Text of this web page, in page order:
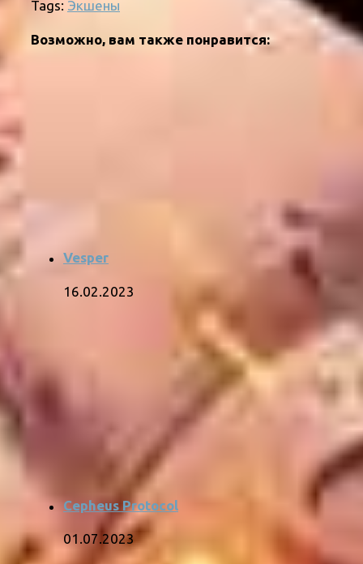
Tags: Экшены
Возможно, вам также понравится:
Vesper
16.02.2023
Cepheus Protocol
01.07.2023